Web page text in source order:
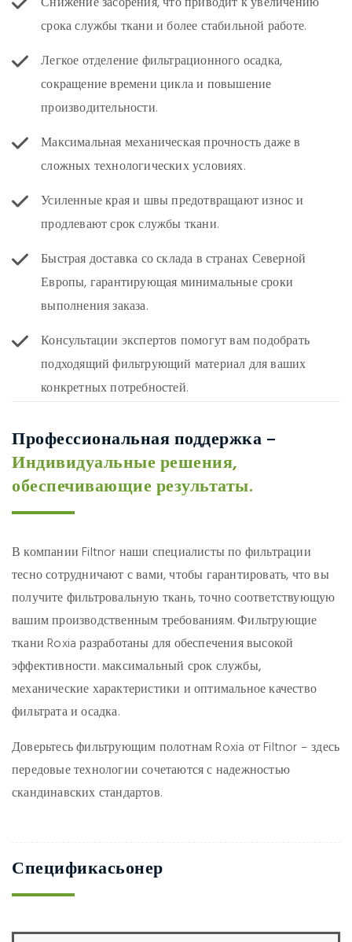
срока службы ткани и более стабильной работе.
Легкое отделение фильтрационного осадка,
сокращение времени цикла и повышение
производительности.
Максимальная механическая прочность даже в
сложных технологических условиях.
Усиленные края и швы предотвращают износ и
продлевают срок службы ткани.
Быстрая доставка со склада в странах Северной
Европы, гарантирующая минимальные сроки
выполнения заказа.
Консультации экспертов помогут вам подобрать
подходящий фильтрующий материал для ваших
конкретных потребностей.
Профессиональная поддержка –
Индивидуальные решения,
обеспечивающие результаты.
В компании Filtnor наши специалисты по фильтрации
тесно сотрудничают с вами, чтобы гарантировать, что вы
получите фильтровальную ткань, точно соответствующую
вашим производственным требованиям. Фильтрующие
ткани Roxia разработаны для обеспечения высокой
эффективности.максимальный срок службы,
механические характеристики и оптимальное качество
фильтрата и осадка.
Доверьтесь фильтрующим полотнам Roxia от Filtnor – здесь
передовые технологии сочетаются с надежностью
скандинавских стандартов.
Спецификасьонер